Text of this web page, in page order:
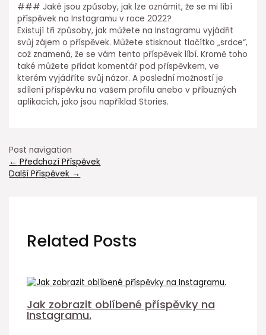
### Jaké jsou způsoby, jak lze oznámit, že se mi líbí
příspěvek na Instagramu v roce 2022?
Existují tři způsoby, jak můžete na Instagramu vyjádřit
svůj zájem o příspěvek. Můžete stisknout tlačítko „srdce“,
což znamená, že se vám tento příspěvek líbí. Kromě toho
také můžete přidat komentář pod příspěvkem, ve
kterém vyjádříte svůj názor. A poslední možností je
sdílení příspěvku na vašem profilu anebo v příbuzných
aplikacích, jako jsou například Stories.
Post navigation
← Předchozí Příspěvek
Další Příspěvek →
Related Posts
Jak zobrazit oblíbené příspěvky na
Instagramu.